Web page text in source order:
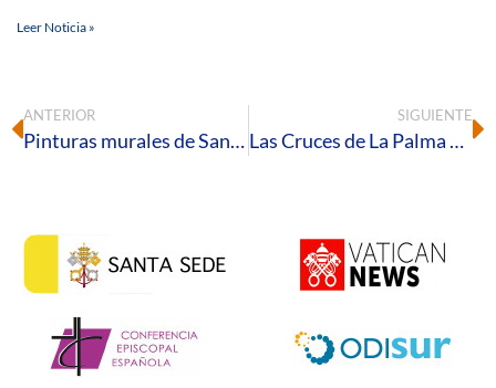
Leer Noticia »
ANTERIOR
Pinturas murales de San Juan del Puerto
SIGUIENTE
Las Cruces de La Palma del Condado